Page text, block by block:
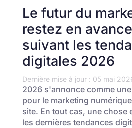
Le futur du
restez en
suivant les
digitales 2026
Dernière mise à jour : 05 mai
2026 s'annonce comme
pour le marketing
site. En tout cas, une chose
les dernières tendances